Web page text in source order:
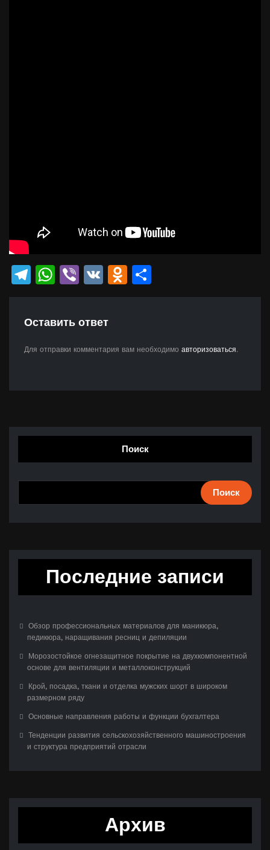
Telegram
WhatsApp
Viber
VK Odnoklassniki
Оставить ответ
Для отправки комментария вам необходимо авторизоваться.
Поиск
Поиск
Последние записи
Обзор профессиональных материалов для маникюра,
педикюра, наращивания ресниц и депиляции
Морозостойкое огнезащитное покрытие на двухкомпонентной
основе для вентиляции и металлоконструкций
Крой, посадка, ткани и отделка мужских шорт в широком
размерном ряду
Основные направления работы и функции бухгалтера
Тенденции развития сельскохозяйственного машиностроения
и структура предприятий отрасли
Архив